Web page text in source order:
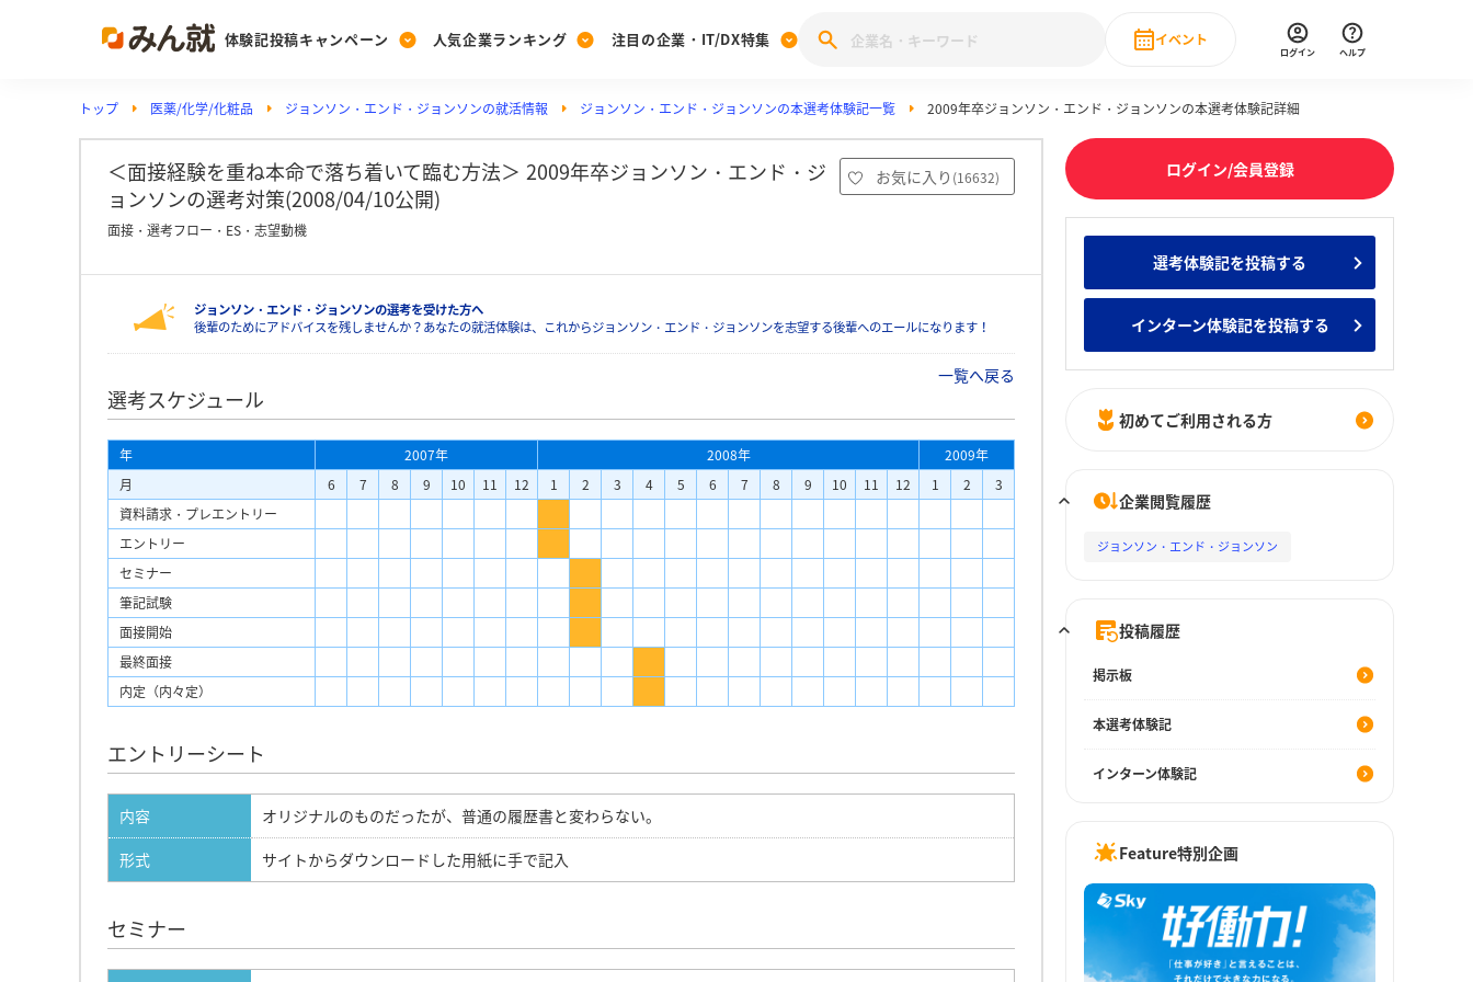
体験記投稿キャンペーン
Post
投稿する
[27卒] 本選考体験記投稿キャンペーン
人気企業ランキング
Ranking
ランキングを見る
みんなのDX企業就職ブランド調査
みんなの新卒就職人気企業ランキング みんなのインターン人気企業ランキ
注目の企業・IT/DX特集
PickUp
注目の企業特集
28卒 IT・DX現場社員インタビュー
動画で知ろう！業界・企業研究
イベント
Event
直近のイベント一覧
ログイン ヘルプ
トップ 医薬/化学/化粧品 ジョンソン・エンド・ジョンソンの就活情報 ジョンソン・エンド・ジョンソンの本選考体験記一覧 2009年卒ジョンソン・エンド・ジョンソンの本選考体験記詳細
＜面接経験を重ね本命で落ち着いて臨む方法＞ 2009年卒ジョンソン・エンド・ジ
ョンソンの選考対策(2008/04/10公開)
お気に入り (16632)
面接・選考フロー・ES・志望動機
ジョンソン・エンド・ジョンソンの選考を受けた方へ
後輩のためにアドバイスを残しませんか？あなたの就活体験は、これからジョンソン・エンド・ジョンソンを志望する後輩へのエールになります！
一覧へ戻る
選考スケジュール
年 2007年 2008年
2009年
月
6 7 8 9 10 11 12 1 2 3 4 5 6 7 8 9 10 11 12 1 2
3
資料請求・プレエントリー
エントリー
セミナー
筆記試験
面接開始
最終面接
内定（内々定）
エントリーシート
内容
オリジナルのものだったが、普通の履歴書と変わらない。
形式
サイトからダウンロードした用紙に手で記入
セミナー
ログイン/会員登録
選考体験記を投稿する
インターン体験記を投稿する
初めてご利用される方
企業閲覧履歴
ジョンソン・エンド・ジョンソン
投稿履歴
掲示板
本選考体験記
インターン体験記
Feature特別企画